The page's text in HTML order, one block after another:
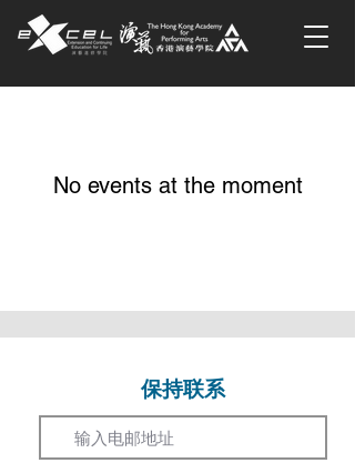
No events at the moment
保持联系